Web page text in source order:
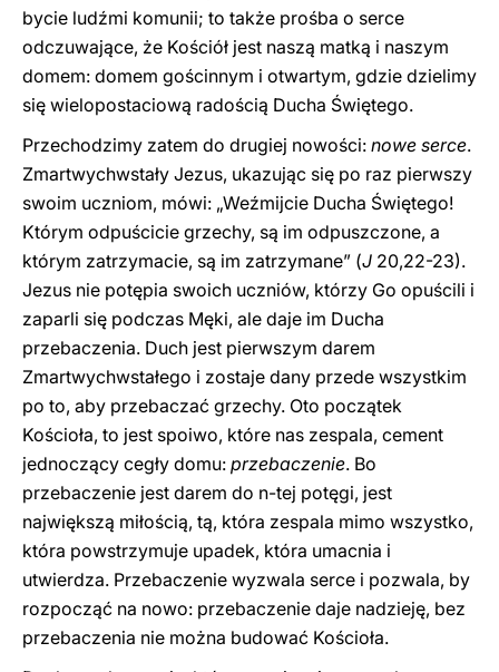
bycie ludźmi komunii; to także prośba o serce
odczuwające, że Kościół jest naszą matką i naszym
domem: domem gościnnym i otwartym, gdzie dzielimy
się wielopostaciową radością Ducha Świętego.
Przechodzimy zatem do drugiej nowości: nowe serce.
Zmartwychwstały Jezus, ukazując się po raz pierwszy
swoim uczniom, mówi: „Weźmijcie Ducha Świętego!
Którym odpuścicie grzechy, są im odpuszczone, a
którym zatrzymacie, są im zatrzymane” (J 20,22-23).
Jezus nie potępia swoich uczniów, którzy Go opuścili i
zaparli się podczas Męki, ale daje im Ducha
przebaczenia. Duch jest pierwszym darem
Zmartwychwstałego i zostaje dany przede wszystkim
po to, aby przebaczać grzechy. Oto początek
Kościoła, to jest spoiwo, które nas zespala, cement
jednoczący cegły domu: przebaczenie. Bo
przebaczenie jest darem do n-tej potęgi, jest
największą miłością, tą, która zespala mimo wszystko,
która powstrzymuje upadek, która umacnia i
utwierdza. Przebaczenie wyzwala serce i pozwala, by
rozpocząć na nowo: przebaczenie daje nadzieję, bez
przebaczenia nie można budować Kościoła.